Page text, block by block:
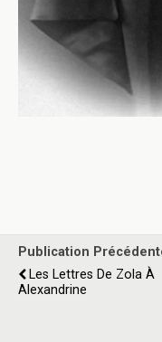
Publication
Les Lettres De Zola À
Alexandrine